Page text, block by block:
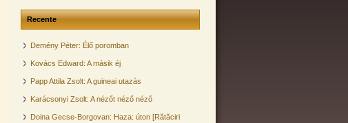
t
ă
u
p
Recente
Demény Péter: Élő poromban
Kovács Edward: A másik éj
Papp Attila Zsolt: A guineai utazás
Karácsonyi Zsolt: A nézőt néző néző
Doina Gecse-Borgovan: Haza: úton [Rătăciri